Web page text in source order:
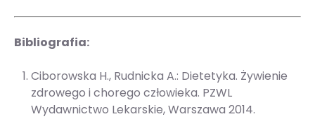
Bibliografia:
Ciborowska H., Rudnicka A.: Dietetyka. Żywienie
zdrowego i chorego człowieka. PZWL
Wydawnictwo Lekarskie, Warszawa 2014.